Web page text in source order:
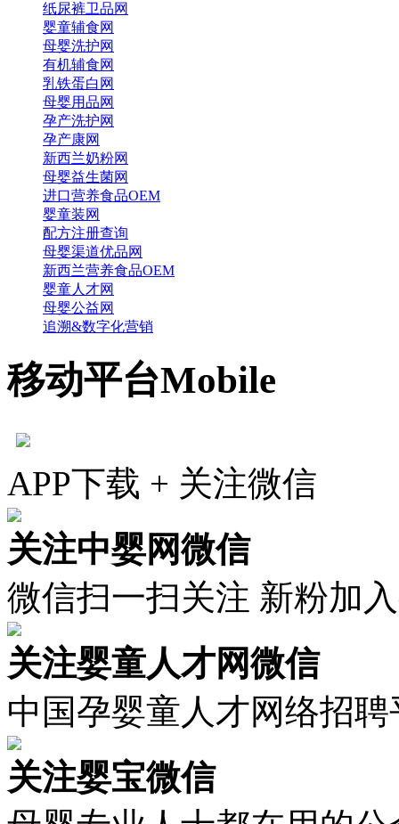
纸尿裤卫品网
婴童辅食网
母婴洗护网
有机辅食网
乳铁蛋白网
母婴用品网
孕产洗护网
孕产康网
新西兰奶粉网
母婴益生菌网
进口营养食品OEM
婴童装网
配方注册查询
母婴渠道优品网
新西兰营养食品OEM
婴童人才网
母婴公益网
追溯&数字化营销
移动平台Mobile
APP下载 + 关注微信
关注中婴网微信
微信扫一扫关注 新粉加
关注婴童人才网微信
中国孕婴童人才网络招聘
关注婴宝微信